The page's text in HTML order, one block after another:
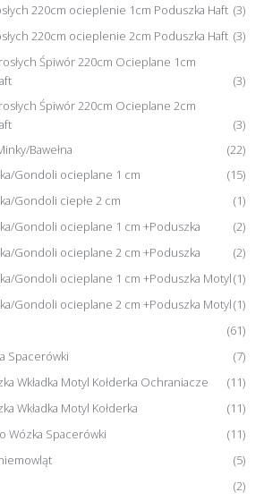
220cm ocieplenie 1cm Poduszka Haft (3)
220cm ocieplenie 2cm Poduszka Haft (3)
Śpiwór 220cm Ocieplane 1cm
(3)
Śpiwór 220cm Ocieplane 2cm
(3)
Bawełna
(22)
Gondoli ocieplane 1 cm
(15)
Gondoli ciepłe 2 cm
(1)
Gondoli ocieplane 1 cm +Poduszka
(2)
Gondoli ocieplane 2 cm +Poduszka
(2)
Gondoli ocieplane 1 cm +Poduszka Motyl(1)
Gondoli ocieplane 2 cm +Poduszka Motyl(1)
(61)
Spacerówki
(7)
Wkładka Motyl Kołderka Ochraniacze
(11)
Wkładka Motyl Kołderka
(11)
Wózka Spacerówki
(11)
(5)
(2)